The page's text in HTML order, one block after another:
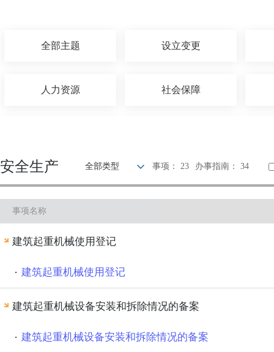
全部主题 设立变更
人力资源 社会保障
公安消防 司法公证
安全生产 全部类型 事项： 23 办事指南： 34
事项名称
建筑起重机械使用登记
建筑起重机械使用登记
建筑起重机械设备安装和拆除情况的备案
建筑起重机械设备安装和拆除情况的备案